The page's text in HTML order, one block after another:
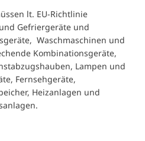
lt. EU-Richtlinie
Gefriergeräte und
Waschmaschinen und
Kombinationsgeräte,
Lampen und
Fernsehgeräte,
Heizanlagen und